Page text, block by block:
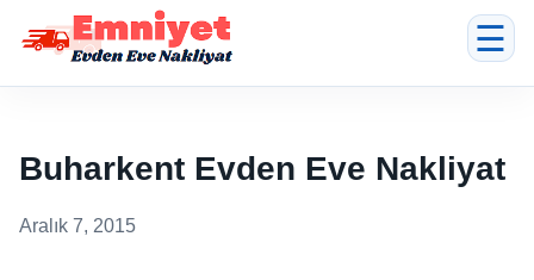
☰
Buharkent Evden Eve Nakliyat
Aralık 7, 2015